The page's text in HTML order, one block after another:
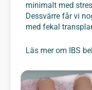
minimalt med
Dessvärre får vi
med fekal
Läs mer om IBS